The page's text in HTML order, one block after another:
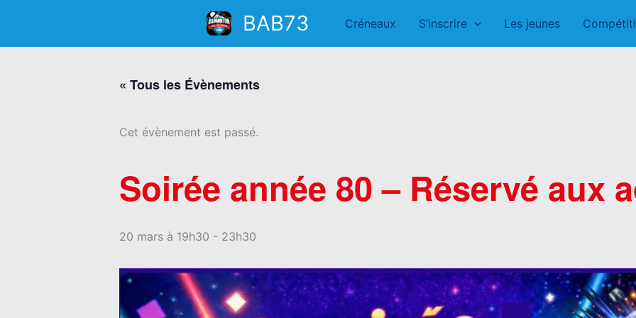
contenu
BAB73 Créneaux S’inscrire Les jeunes
« Tous les Évènements
Cet évènement est passé.
Soirée année 80 – Réservé aux
20 mars à 19h30 - 23h30